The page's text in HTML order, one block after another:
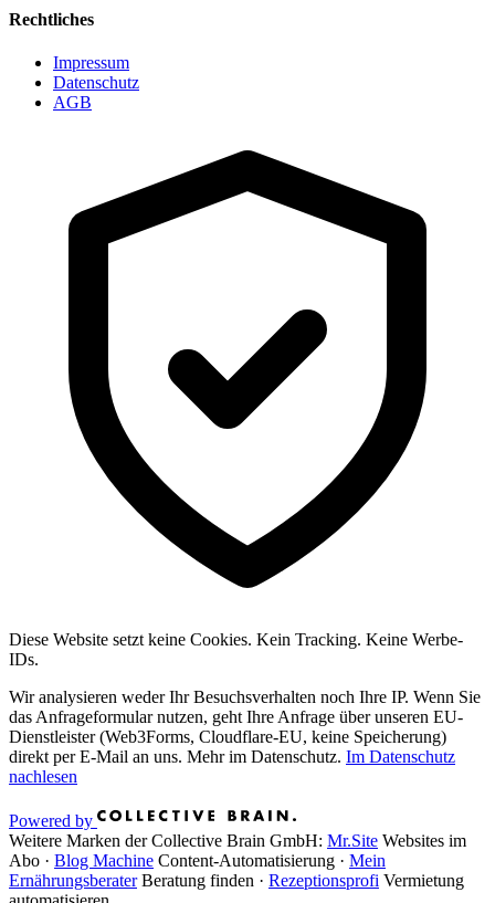
Rechtliches
Impressum
Datenschutz
AGB
Diese Website setzt keine Cookies. Kein Tracking. Keine Werbe-
IDs.
Wir analysieren weder Ihr Besuchs­verhalten noch Ihre IP. Wenn Sie
das Anfrage­formular nutzen, geht Ihre Anfrage über unseren EU-
Dienstleister (Web3Forms, Cloudflare-EU, keine Speicherung)
direkt per E-Mail an uns. Mehr im Datenschutz. Im Datenschutz
nachlesen
Powered by
Weitere Marken der Collective Brain GmbH: Mr.Site Websites im
Abo · Blog Machine Content-Automatisierung · Mein
Ernährungsberater Beratung finden · Rezeptionsprofi Vermietung